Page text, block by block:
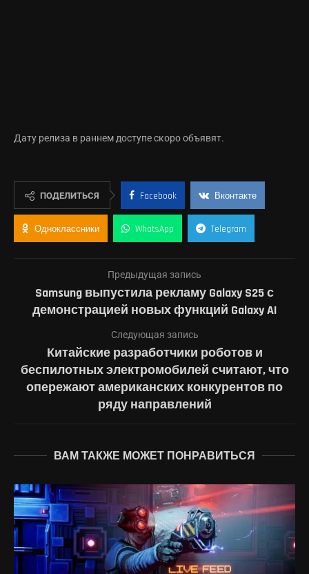
Дату релиза в раннем доступе скоро объявят.
ПОДЕЛИТЬСЯ Facebook Вконтакте
Одноклассники WhatsApp Telegram
Предыдущая запись
Samsung выпустила рекламу Galaxy S25 с
демонстрацией новых функций Galaxy AI
Следующая запись
Китайские разработчики роботов и
беспилотных электромобилей считают, что
опережают американских конкурентов по
ряду направлений
ВАМ ТАКЖЕ МОЖЕТ ПОНРАВИТЬСЯ